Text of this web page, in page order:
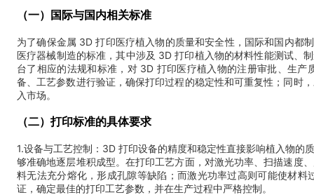
（一）国际与国内相关标准
为了确保金属 3D 打印医疗植入物的质量和安全性，国际和国内都
医疗器械制造的标准，其中涉及 3D 打印植入物的材料性能测试、
台了相应的法规和标准，对 3D 打印医疗植入物的注册审批、生
备、工艺参数进行验证，确保打印过程的稳定性和可重复性；同时
入市场。
（二）打印标准的具体要求
1.设备与工艺控制：3D 打印设备的精度和稳定性直接影响植入物
够准确地逐层堆积成型。在打印工艺方面，对激光功率、扫描速度
料无法充分熔化，形成孔隙等缺陷；而激光功率过高则可能使材
证，确定最佳的打印工艺参数，并在生产过程中严格控制。